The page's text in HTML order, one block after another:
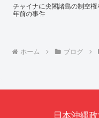
チャイナに尖閣諸島の制空権
年前の事件
ホーム ブログ
日本沖縄